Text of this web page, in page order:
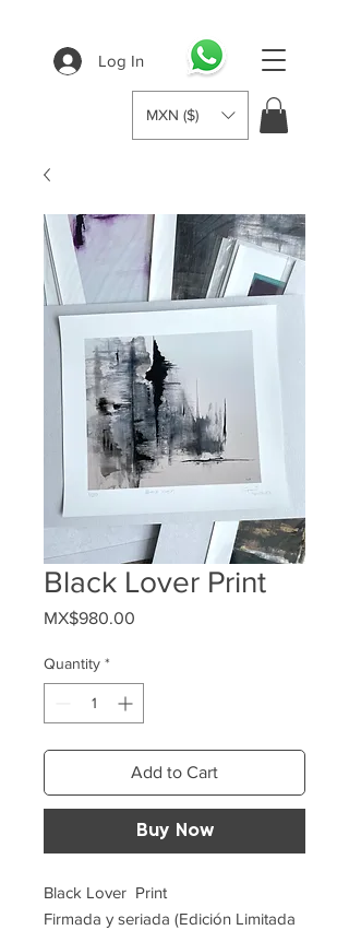
MXN ($)
Log In
Black Lover Print
MX$980.00
Quantity *
Add to Cart
Buy Now
Black Lover Print
Firmada y seriada (Edición Limitada